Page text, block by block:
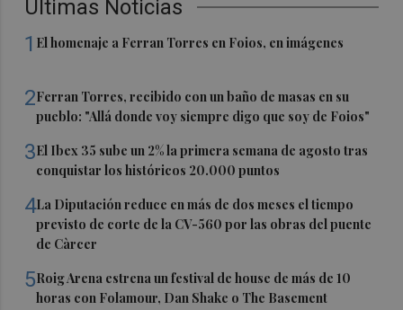
Últimas Noticias
1 El homenaje a Ferran Torres en Foios, en imágenes
2Ferran Torres, recibido con un baño de masas en su
pueblo: "Allá donde voy siempre digo que soy de Foios"
3El Ibex 35 sube un 2% la primera semana de agosto tras
conquistar los históricos 20.000 puntos
4La Diputación reduce en más de dos meses el tiempo
previsto de corte de la CV-560 por las obras del puente
de Càrcer
5Roig Arena estrena un festival de house de más de 10
horas con Folamour, Dan Shake o The Basement